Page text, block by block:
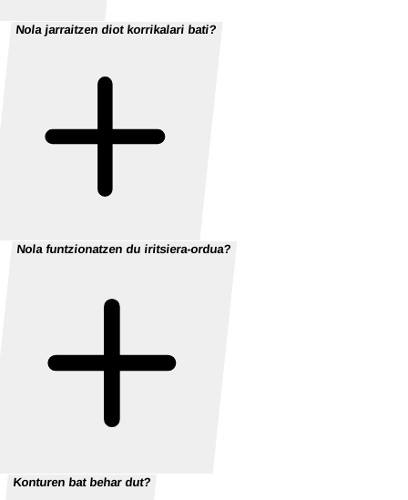
Nola jarraitzen diot korrikalari bati?
Nola funtzionatzen du iritsiera-ordua?
Konturen bat behar dut?